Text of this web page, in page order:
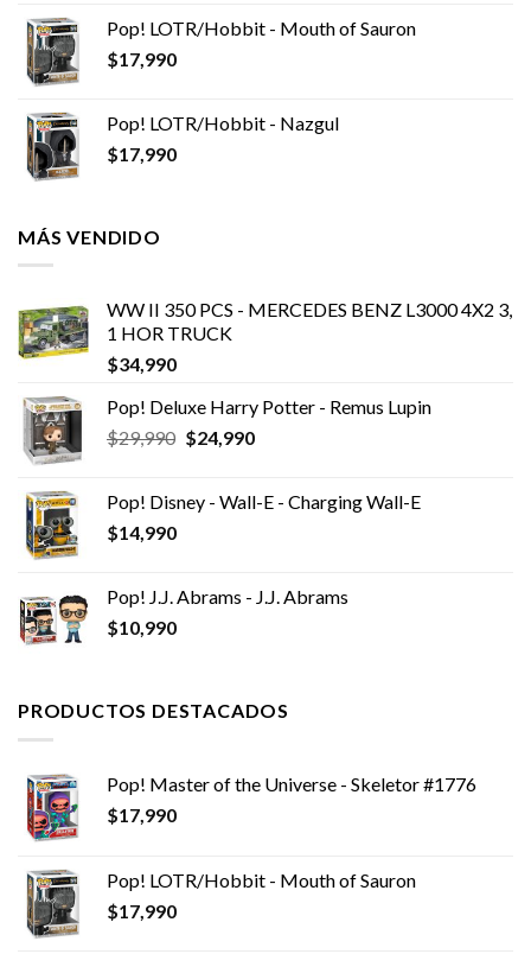
Pop! LOTR/Hobbit - Mouth of Sauron
$17,990
Pop! LOTR/Hobbit - Nazgul
$17,990
MÁS VENDIDO
WW II 350 PCS - MERCEDES BENZ L3000 4X2 3,
1 HOR TRUCK
$34,990
Pop! Deluxe Harry Potter - Remus Lupin
$29,990 El
era:
$24,990El
es:
Pop! Disney - Wall-E - Charging Wall-E
$14,990
Pop! J.J. Abrams - J.J. Abrams
$10,990
PRODUCTOS DESTACADOS
Pop! Master of the Universe - Skeletor #1776
$17,990
Pop! LOTR/Hobbit - Mouth of Sauron
$17,990